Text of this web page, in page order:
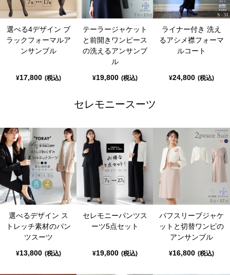
選べる4デザイン ブ
ラックフォーマルア
ンサンブル
¥17,800 (税込)
テーラージャケット
と前開きワンピース
の洗えるアンサンブ
ル
¥19,800 (税込)
ライナー付き 洗え
るアシメ襟フォーマ
ルコート
¥24,800 (税込)
セレモニースーツ
選べるデザイン ス
トレッチ素材のパン
ツスーツ
¥13,800 (税込)
セレモニーパンツス
ーツ5点セット
¥19,800 (税込)
パフスリーブジャケ
ットと切替ワンピの
アンサンブル
¥16,800 (税込)